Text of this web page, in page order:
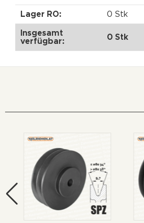
Lager RO: 0 Stk
Insgesamt
verfügbar:
0 Stk